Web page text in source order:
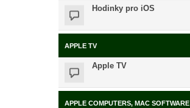
Hodinky pro iOS
APPLE TV
Apple TV
APPLE COMPUTERS, MAC SOFTWARE